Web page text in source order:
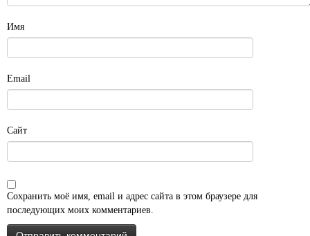
Имя
Email
Сайт
Сохранить моё имя, email и адрес сайта в этом браузере для
последующих моих комментариев.